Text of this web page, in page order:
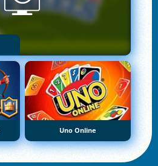
Uno Online